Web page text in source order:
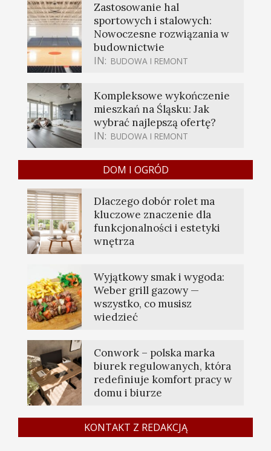
Zastosowanie hal
sportowych i stalowych:
Nowoczesne rozwiązania w
budownictwie
IN: BUDOWA I REMONT
Kompleksowe wykończenie
mieszkań na Śląsku: Jak
wybrać najlepszą ofertę?
IN: BUDOWA I REMONT
DOM I OGRÓD
Dlaczego dobór rolet ma
kluczowe znaczenie dla
funkcjonalności i estetyki
wnętrza
Wyjątkowy smak i wygoda:
Weber grill gazowy —
wszystko, co musisz
wiedzieć
Conwork – polska marka
biurek regulowanych, która
redefiniuje komfort pracy w
domu i biurze
KONTAKT Z REDAKCJĄ